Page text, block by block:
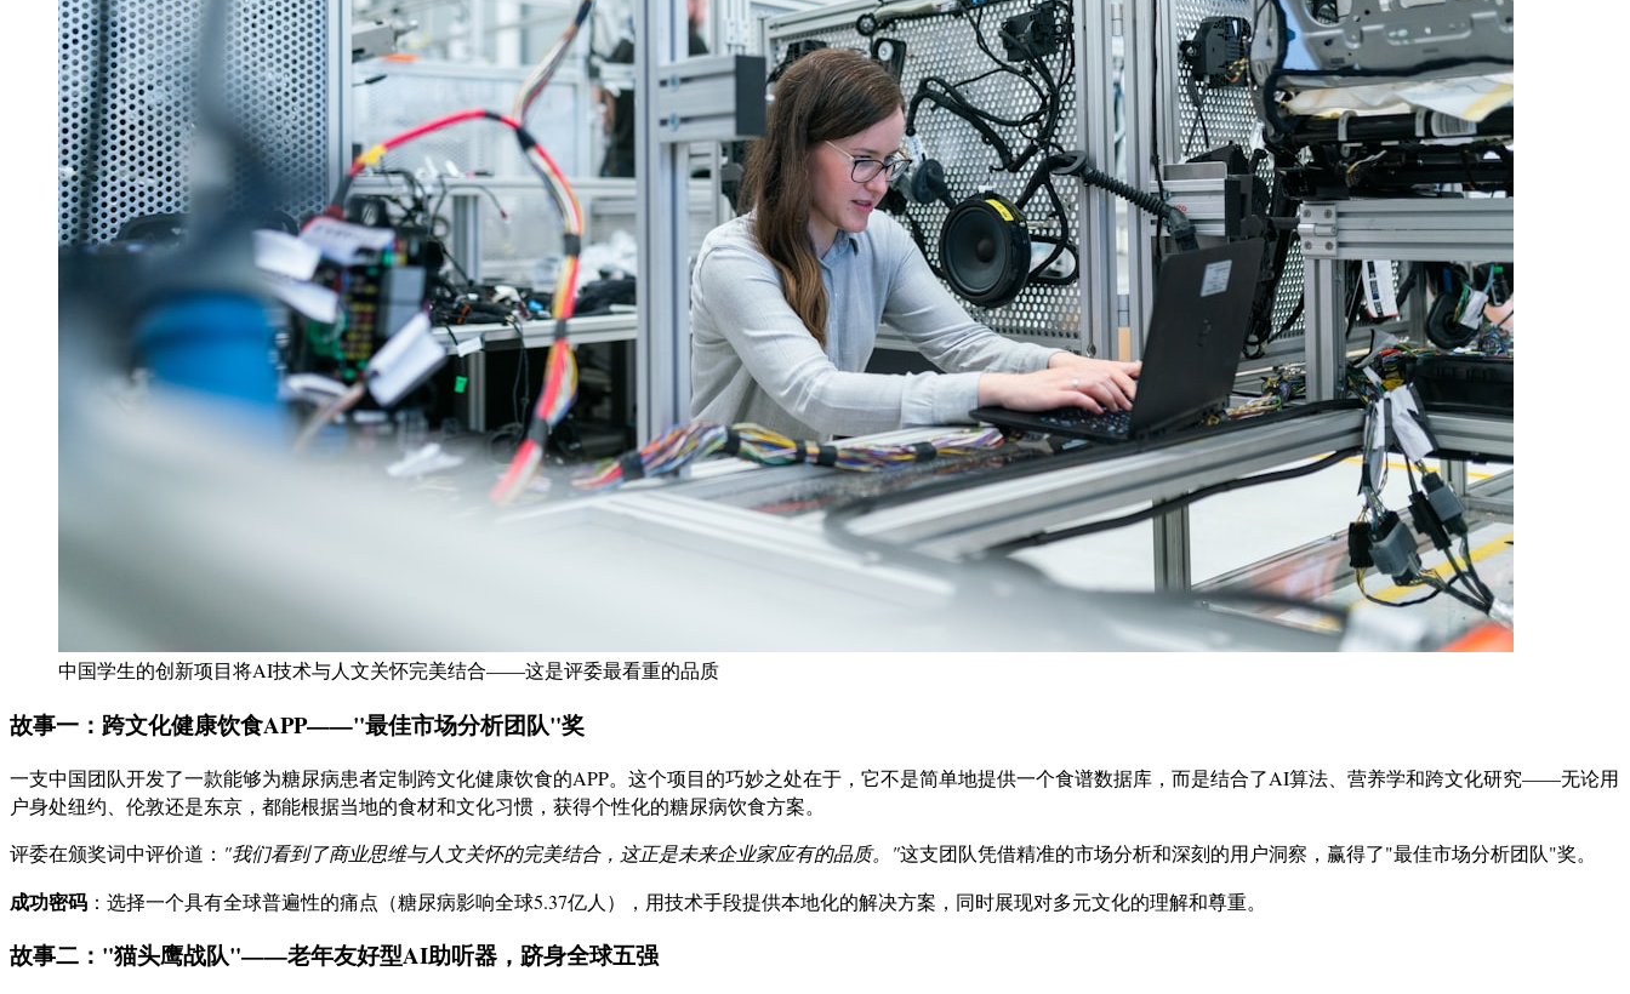
中国学生的创新项目将AI技术与人文关怀完美结合——这是评委最看重的品质
故事一：跨文化健康饮食APP——"最佳市场分析团队"奖
一支中国团队开发了一款能够为糖尿病患者定制跨文化健康饮食的APP。这个项目的巧妙之处在于，它不是简单地提供一个食谱数据库，而是结合了AI算法、营养学和跨文化研究——无论用
户身处纽约、伦敦还是东京，都能根据当地的食材和文化习惯，获得个性化的糖尿病饮食方案。
评委在颁奖词中评价道： "我们看到了商业思维与人文关怀的完美结合，这正是未来企业家应有的品质。"这支团队凭借精准的市场分析和深刻的用户洞察，赢得了"最佳市场分析团队"奖。
成功密码 ：选择一个具有全球普遍性的痛点（糖尿病影响全球5.37亿人），用技术手段提供本地化的解决方案，同时展现对多元文化的理解和尊重。
故事二："猫头鹰战队"——老年友好型AI助听器，跻身全球五强